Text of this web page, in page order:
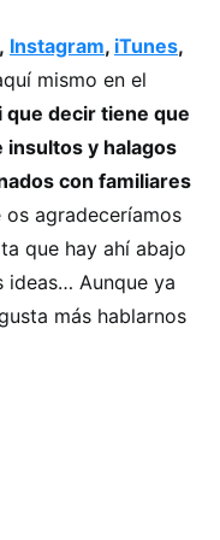
, Instagram, iTunes,
mismo en el
que decir tiene que
insultos y halagos
con familiares
os agradeceríamos
que hay ahí abajo
ideas… Aunque ya
más hablarnos